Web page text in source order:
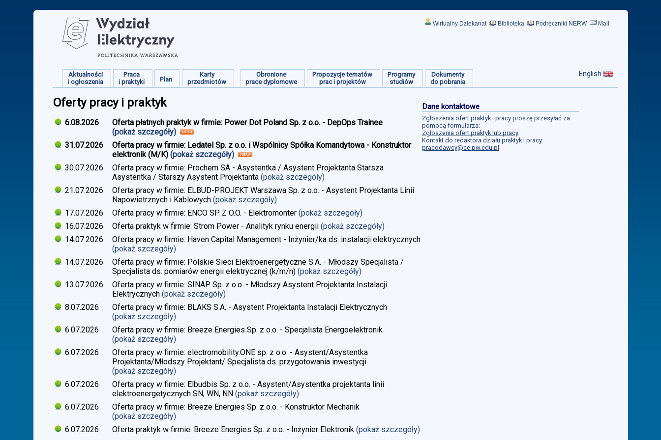
Wirtualny Dziekanat Biblioteka Podręczniki NERW Mail
Aktualności
i ogłoszenia
Praca
i praktyki
Plan
Karty
przedmiotów
Obronione
prace dyplomowe
Propozycje tematów
prac i projektów
Programy
studiów
Dokumenty
do pobrania
English
Oferty pracy i praktyk
6.08.2026
Oferta płatnych praktyk w firmie: Power Dot Poland Sp. z o.o. - DepOps Trainee
(pokaż szczegóły)
31.07.2026
Oferta pracy w firmie: Ledatel Sp. z o.o. i Wspólnicy Spółka Komandytowa - Konstruktor
elektronik (M/K) (pokaż szczegóły)
30.07.2026
Oferta pracy w firmie: Prochem SA - Asystentka / Asystent Projektanta Starsza
Asystentka / Starszy Asystent Projektanta (pokaż szczegóły)
21.07.2026
Oferta pracy w firmie: ELBUD-PROJEKT Warszawa Sp. z o.o. - Asystent Projektanta Linii
Napowietrznych i Kablowych (pokaż szczegóły)
17.07.2026
Oferta pracy w firmie: ENCO SP. Z O.O. - Elektromonter (pokaż szczegóły)
16.07.2026
Oferta praktyk w firmie: Strom Power - Analityk rynku energii (pokaż szczegóły)
14.07.2026
Oferta pracy w firmie: Haven Capital Management - Inżynier/ka ds. instalacji elektrycznych
(pokaż szczegóły)
14.07.2026
Oferta pracy w firmie: Polskie Sieci Elektroenergetyczne S.A. - Młodszy Specjalista /
Specjalista ds. pomiarów energii elektrycznej​ (k/m/n) (pokaż szczegóły)
13.07.2026
Oferta pracy w firmie: SINAP Sp. z o.o. - Młodszy Asystent Projektanta Instalacji
Elektrycznych (pokaż szczegóły)
8.07.2026
Oferta pracy w firmie: BLAKS S.A. - Asystent Projektanta Instalacji Elektrycznych
(pokaż szczegóły)
6.07.2026
Oferta pracy w firmie: Breeze Energies Sp. z o.o. - Specjalista Energoelektronik
(pokaż szczegóły)
6.07.2026
Oferta pracy w firmie: electromobility.ONE sp. z o.o. - Asystent/Asystentka
Projektanta/Młodszy Projektant/ Specjalista ds. przygotowania inwestycji
(pokaż szczegóły)
6.07.2026
Oferta pracy w firmie: Elbudbis Sp. z o.o. - Asystent/Asystentka projektanta linii
elektroenergetycznych SN, WN, NN (pokaż szczegóły)
6.07.2026
Oferta pracy w firmie: Breeze Energies Sp. z o.o. - Konstruktor Mechanik
(pokaż szczegóły)
6.07.2026
Oferta praktyk w firmie: Breeze Energies Sp. z o.o. - Inżynier Elektronik (pokaż szczegóły)
Dane kontaktowe
Zgłoszenia ofert praktyk i pracy proszę przesyłać za
pomocą formularza:
Zgłoszenia ofert praktyk lub pracy
Kontakt do redaktora działu praktyk i pracy:
pracodawcy@ee.pw.edu.pl